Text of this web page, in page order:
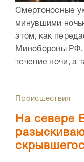
Смертоносные
минувшими
этом, как
Минобороны РФ.
течение ночи, а
Происшествия
На севере